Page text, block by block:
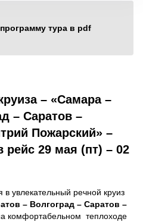
тура в pdf
– «Самара –
– Саратов –
Пожарский» –
рейс 29 мая (пт) – 02
увлекательный речной круиз
– Волгоград – Саратов –
комфортабельном теплоходе